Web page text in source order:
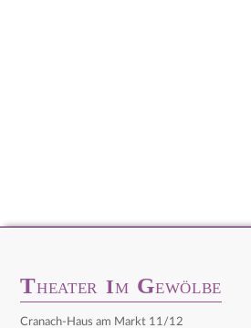
THEATER IM GEWÖLBE
Cranach-Haus am Markt 11/12